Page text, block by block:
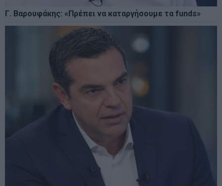
Γ. Βαρουφάκης: «Πρέπει να καταργήσουμε τα funds»